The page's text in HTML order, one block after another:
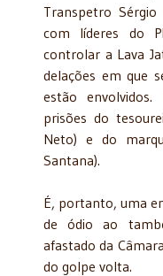
Transpetro Sérgio
com líderes do
controlar a Lava
delações em que
estão
prisões do
Neto) e do
Santana).
É, portanto, uma
de ódio ao
afastado da
do golpe volta.